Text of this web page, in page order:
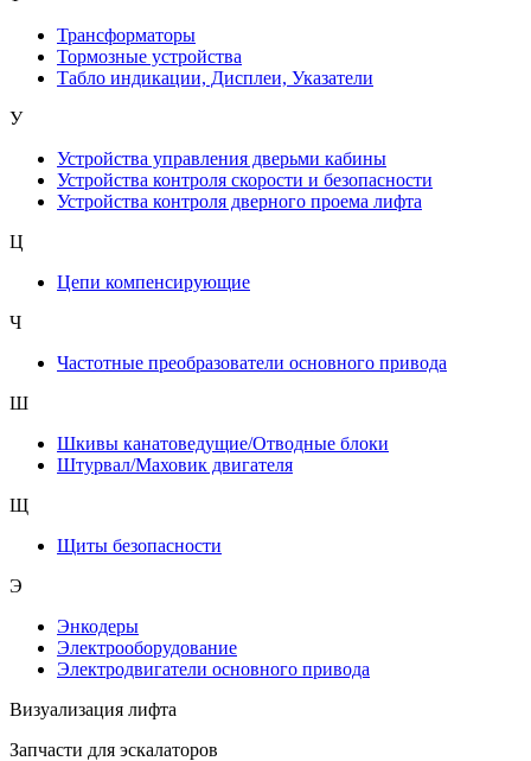
Трансформаторы
Тормозные устройства
Табло индикации, Дисплеи, Указатели
У
Устройства управления дверьми кабины
Устройства контроля скорости и безопасности
Устройства контроля дверного проема лифта
Ц
Цепи компенсирующие
Ч
Частотные преобразователи основного привода
Ш
Шкивы канатоведущие/Отводные блоки
Штурвал/Маховик двигателя
Щ
Щиты безопасности
Э
Энкодеры
Электрооборудование
Электродвигатели основного привода
Визуализация лифта
Запчасти для эскалаторов